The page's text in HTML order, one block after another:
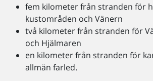
fem kilometer från stranden för
kustområden och Vänern
två kilometer från stranden för
och Hjälmaren
en kilometer från stranden för
allmän farled.